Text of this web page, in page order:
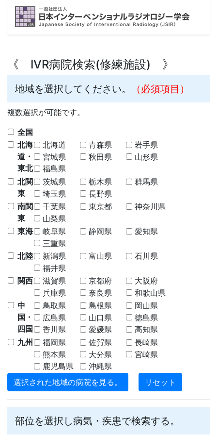
《 IVR病院検索(修練施設) 》
地域を選択してください。 （必須項目）
複数選択が可能です。
全国
北海
道・
東北
北海道 青森県
岩手県
宮城県
秋田県
山形県
福島県
北関
東
茨城県 栃木県
群馬県
埼玉県
長野県
南関
東
千葉県 東京都
神奈川県
山梨県
東海
岐阜県 静岡県
愛知県
三重県
北陸
新潟県 富山県
石川県
福井県
関西
滋賀県 京都府
大阪府
兵庫県
奈良県
和歌山県
中
国・
四国
鳥取県 島根県
岡山県
広島県
山口県
徳島県
香川県
愛媛県
高知県
九州
福岡県 佐賀県
長崎県
熊本県
大分県
宮崎県
鹿児島県
沖縄県
選択された地域の病院を見る。
リセット
部位を選択し病気・疾患で検索する。